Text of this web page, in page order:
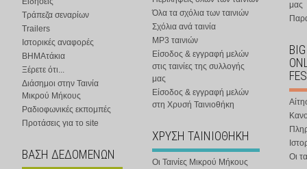
Τράπεζα σεναρίων
Trailers
Ιστορικές αναφορές
ΒΗΜΑτάκια
Ξέρετε ότι...
Διάσημοι στην Ταινία
Μικρού Μήκους
Ραδιοφωνικές εκπομπές
Προτάσεις για το site
ΒΑΣΗ ΔΕΔΟΜΕΝΩΝ
Όλα τα σχόλια των ταινιών
Σχόλια ανά ταινία
MP3 ταινιών
Είσοδος & εγγραφή μελών
στις ταινίες της συλλογής
μας
Είσοδος & εγγραφή μελών
στη Χρυσή Ταινιοθήκη
ΧΡΥΣΗ ΤΑΙΝΙΟΘΗΚΗ
Οι Ταινίες Μικρού Μήκους
μας
Οι